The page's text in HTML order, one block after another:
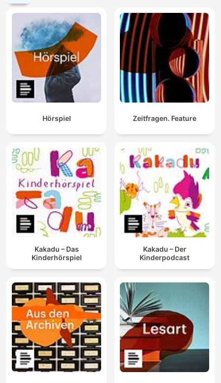
Hörspiel Zeitfragen. Feature
Kakadu – Das
Kinderhörspiel
Kakadu – Der
Kinderpodcast